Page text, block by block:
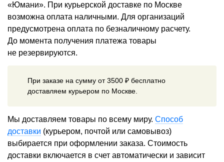
«Юмани». При курьерской доставке по Москве
возможна оплата наличными. Для организаций
предусмотрена оплата по безналичному расчету.
До момента получения платежа товары
не резервируются.
При заказе на сумму от 3500 ₽ бесплатно
доставляем курьером по Москве.
Мы доставляем товары по всему миру. Способ
доставки (курьером, почтой или самовывоз)
выбирается при оформлении заказа. Стоимость
доставки включается в счет автоматически и зависит